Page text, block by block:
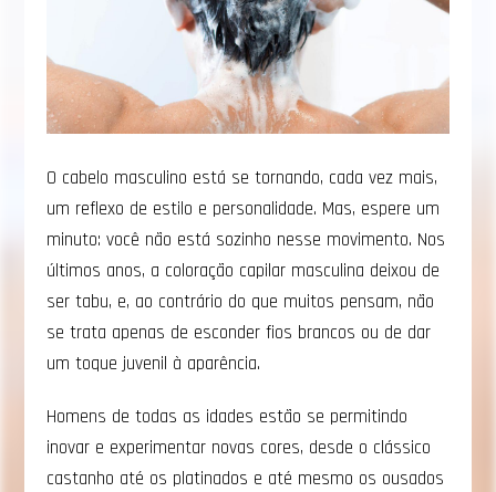
O cabelo masculino está se tornando, cada vez mais,
um reflexo de estilo e personalidade. Mas, espere um
minuto: você não está sozinho nesse movimento. Nos
últimos anos, a coloração capilar masculina deixou de
ser tabu, e, ao contrário do que muitos pensam, não
se trata apenas de esconder fios brancos ou de dar
um toque juvenil à aparência.
Homens de todas as idades estão se permitindo
inovar e experimentar novas cores, desde o clássico
castanho até os platinados e até mesmo os ousados